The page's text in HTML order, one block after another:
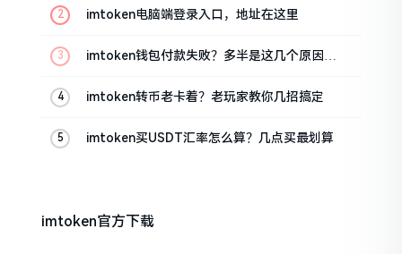
imtoken电脑端登录入口，地址在这里
imtoken钱包付款失败？多半是这几个原因闹
imtoken转币老卡着？老玩家教你几招搞定
imtoken买USDT汇率怎么算？几点买最划算
imtoken官方下载